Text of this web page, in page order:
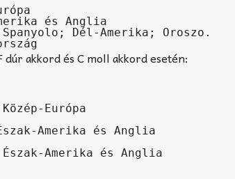
és Anglia
Dél-Amerika; Oroszo.
akkord és C moll akkord esetén:
Európa
Amerika és Anglia
Amerika és Anglia